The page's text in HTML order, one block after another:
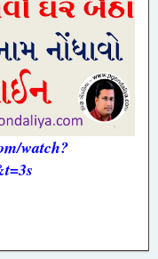
watch?